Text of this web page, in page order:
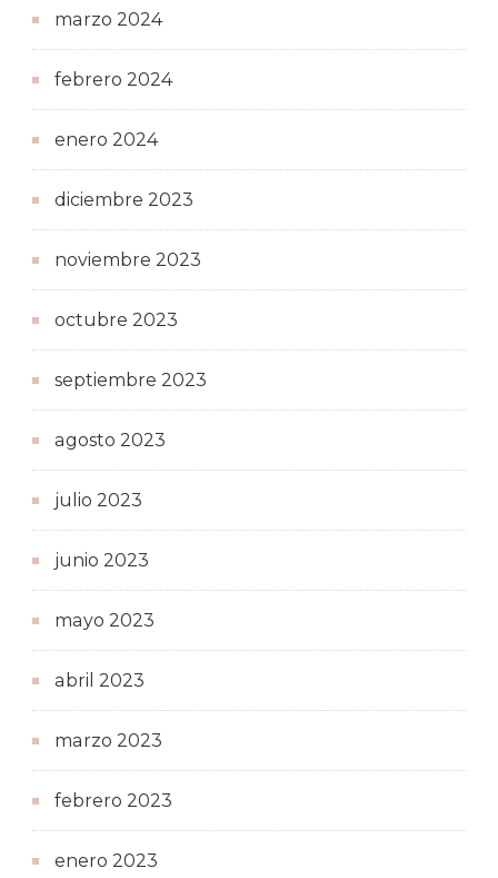
marzo 2024
febrero 2024
enero 2024
diciembre 2023
noviembre 2023
octubre 2023
septiembre 2023
agosto 2023
julio 2023
junio 2023
mayo 2023
abril 2023
marzo 2023
febrero 2023
enero 2023